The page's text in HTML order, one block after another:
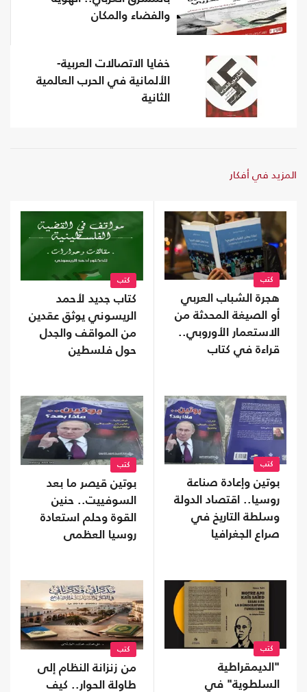
والفضاء والمكان
خفايا الاتصالات العربية-
الألمانية في الحرب العالمية
الثانية
المزيد في أفكار
كتب
هجرة الشباب العربي
أو الصيغة المحدثة من
الاستعمار الأوروبي..
قراءة في كتاب
كتب
كتاب جديد لأحمد
الريسوني يوثق عقدين
من المواقف والجدل
حول فلسطين
كتب
بوتين وإعادة صناعة
روسيا.. اقتصاد الدولة
وسلطة التاريخ في
صراع الجغرافيا
كتب
بوتين قيصر ما بعد
السوفييت.. حنين
القوة وحلم استعادة
روسيا العظمى
كتب
"الديمقراطية
السلطوية" في
كتب
من زنزانة النظام إلى
طاولة الحوار.. كيف